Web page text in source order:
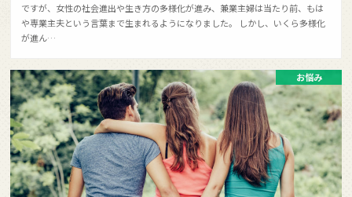
ですが、女性の社会進出や生き方の多様化が進み、兼業主婦は当たり前、もは
や専業主夫という言葉まで生まれるようになりました。 しかし、いくら多様化
が進ん…
お悩み